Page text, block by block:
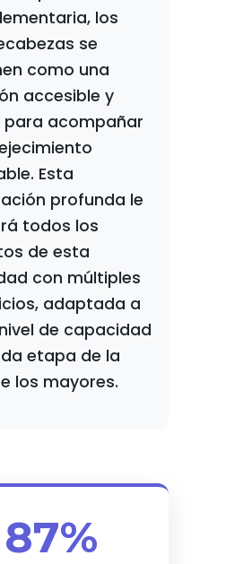
los
se
como una
accesible y
para acompañar
Esta
profunda le
todos los
de esta
con múltiples
adaptada a
de capacidad
etapa de la
los mayores.
87%